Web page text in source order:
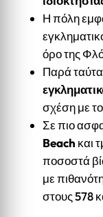
Η πόλη
όρο της
Παρά
σχέση με
Σε πιο
Beach και
ποσοστά
με
στους 578